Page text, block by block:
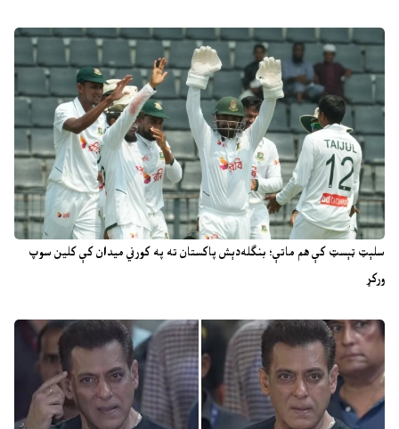
سلېټ ټېسټ کې هم ماتې؛ بنګله‌دېش پاکستان ته په کورني میدان کې کلین سوپ
ورکړ